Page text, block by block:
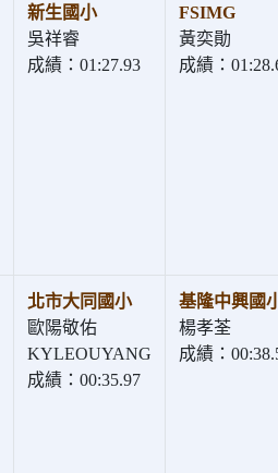
新生國小
吳祥睿
成績：01:27.93
FSIMG
黃奕勛
成績：
北市大同國小
歐陽敬佑
KYLEOUYANG
成績：00:35.97
基隆中興國
楊孝荃
成績：